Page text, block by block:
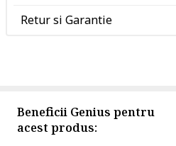
Retur si Garantie
Beneficii Genius pentru
acest produs: